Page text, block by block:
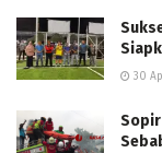
30
Sopir